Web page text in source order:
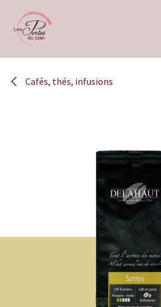
Cafés, thés, infusions